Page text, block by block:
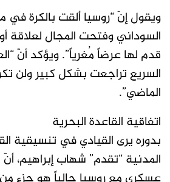
ويقول إنّ “روسيا ألقت بالكرة
السوداني وفتحت المجال لعلاقة
قدم لها عرضاً مُغرياً”. ويؤكد أنّ
السريع تراجعت بشكل كبير ولن
الماضي”.
اتفاقية القاعدة البحرية
بدوره يرى القيادي في تنسيقية
المدنية “تقدم” شهاب إبراهيم،